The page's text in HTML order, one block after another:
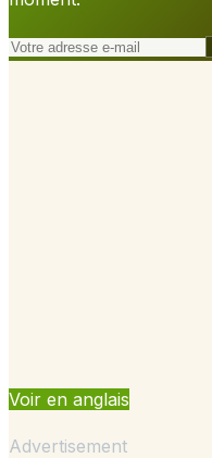
Voir en anglais
Advertisement